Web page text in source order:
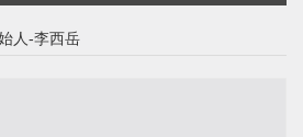
人-李西岳